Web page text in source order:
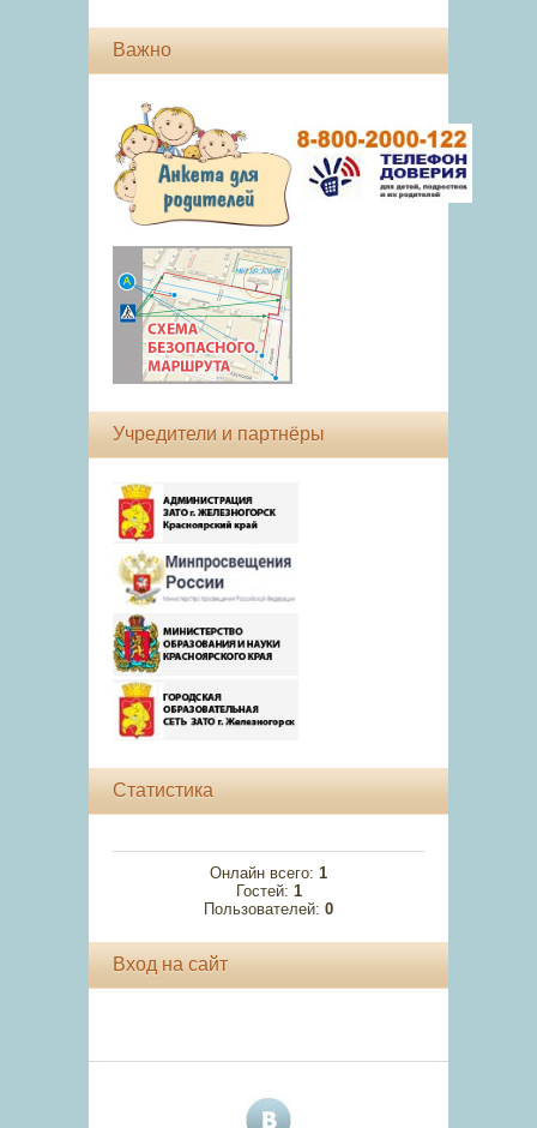
Важно
Учредители и партнёры
Статистика
Онлайн всего: 1
Гостей: 1
Пользователей: 0
Вход на сайт